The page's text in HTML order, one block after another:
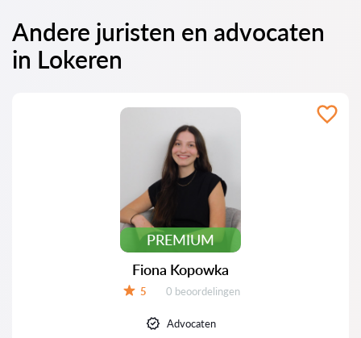
Andere juristen en advocaten
in Lokeren
PREMIUM
Fiona Kopowka
5 Beoordelingen:
0 beoordelingen
Advocaten